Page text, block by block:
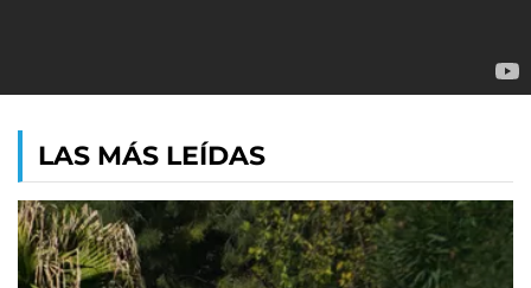
LAS MÁS LEÍDAS